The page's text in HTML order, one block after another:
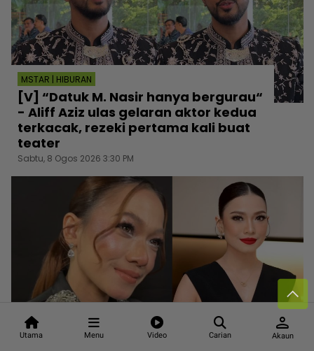
Utama Menu Video Carian
person
Akaun
MSTAR | HIBURAN
[V] “Datuk M. Nasir hanya bergurau“
- Aliff Aziz ulas gelaran aktor kedua
terkacak, rezeki pertama kali buat
teater
Sabtu, 8 Ogos 2026 3:30 PM
MSTAR | HIBURAN